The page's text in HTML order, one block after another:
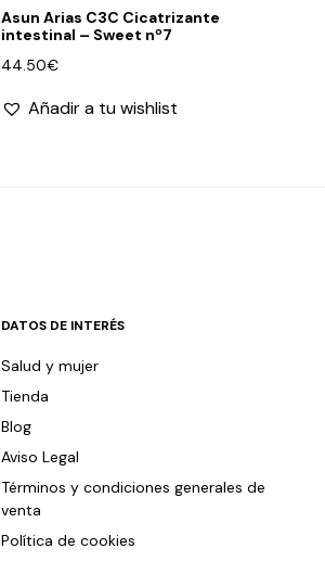
Asun Arias C3C Cicatrizante
intestinal – Sweet nº7
44.50€
Añadir a tu wishlist
DATOS DE INTERÉS
Salud y mujer
Tienda
Blog
Aviso Legal
Términos y condiciones generales de
venta
Política de cookies